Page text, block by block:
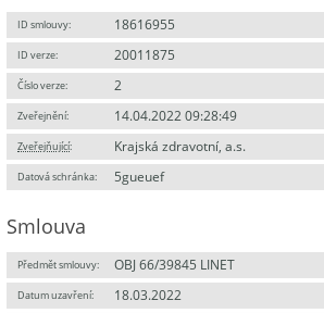
ID smlouvy: 18616955
ID verze: 20011875
Číslo verze: 2
Zveřejnění: 14.04.2022 09:28:49
Zveřejňující: Krajská zdravotní, a.s.
Datová schránka: 5gueuef
Smlouva
Předmět smlouvy: OBJ 66/39845 LINET
Datum uzavření: 18.03.2022